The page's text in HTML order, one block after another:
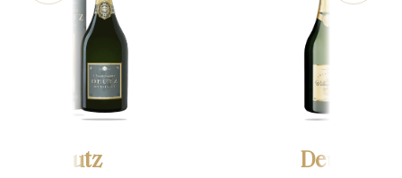
Deutz Deutz